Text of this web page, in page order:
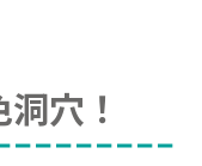
穴！